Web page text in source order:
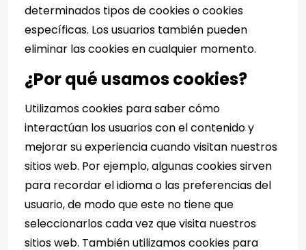
determinados tipos de cookies o cookies
específicas. Los usuarios también pueden
eliminar las cookies en cualquier momento.
¿Por qué usamos cookies?
Utilizamos cookies para saber cómo
interactúan los usuarios con el contenido y
mejorar su experiencia cuando visitan nuestros
sitios web. Por ejemplo, algunas cookies sirven
para recordar el idioma o las preferencias del
usuario, de modo que este no tiene que
seleccionarlos cada vez que visita nuestros
sitios web. También utilizamos cookies para